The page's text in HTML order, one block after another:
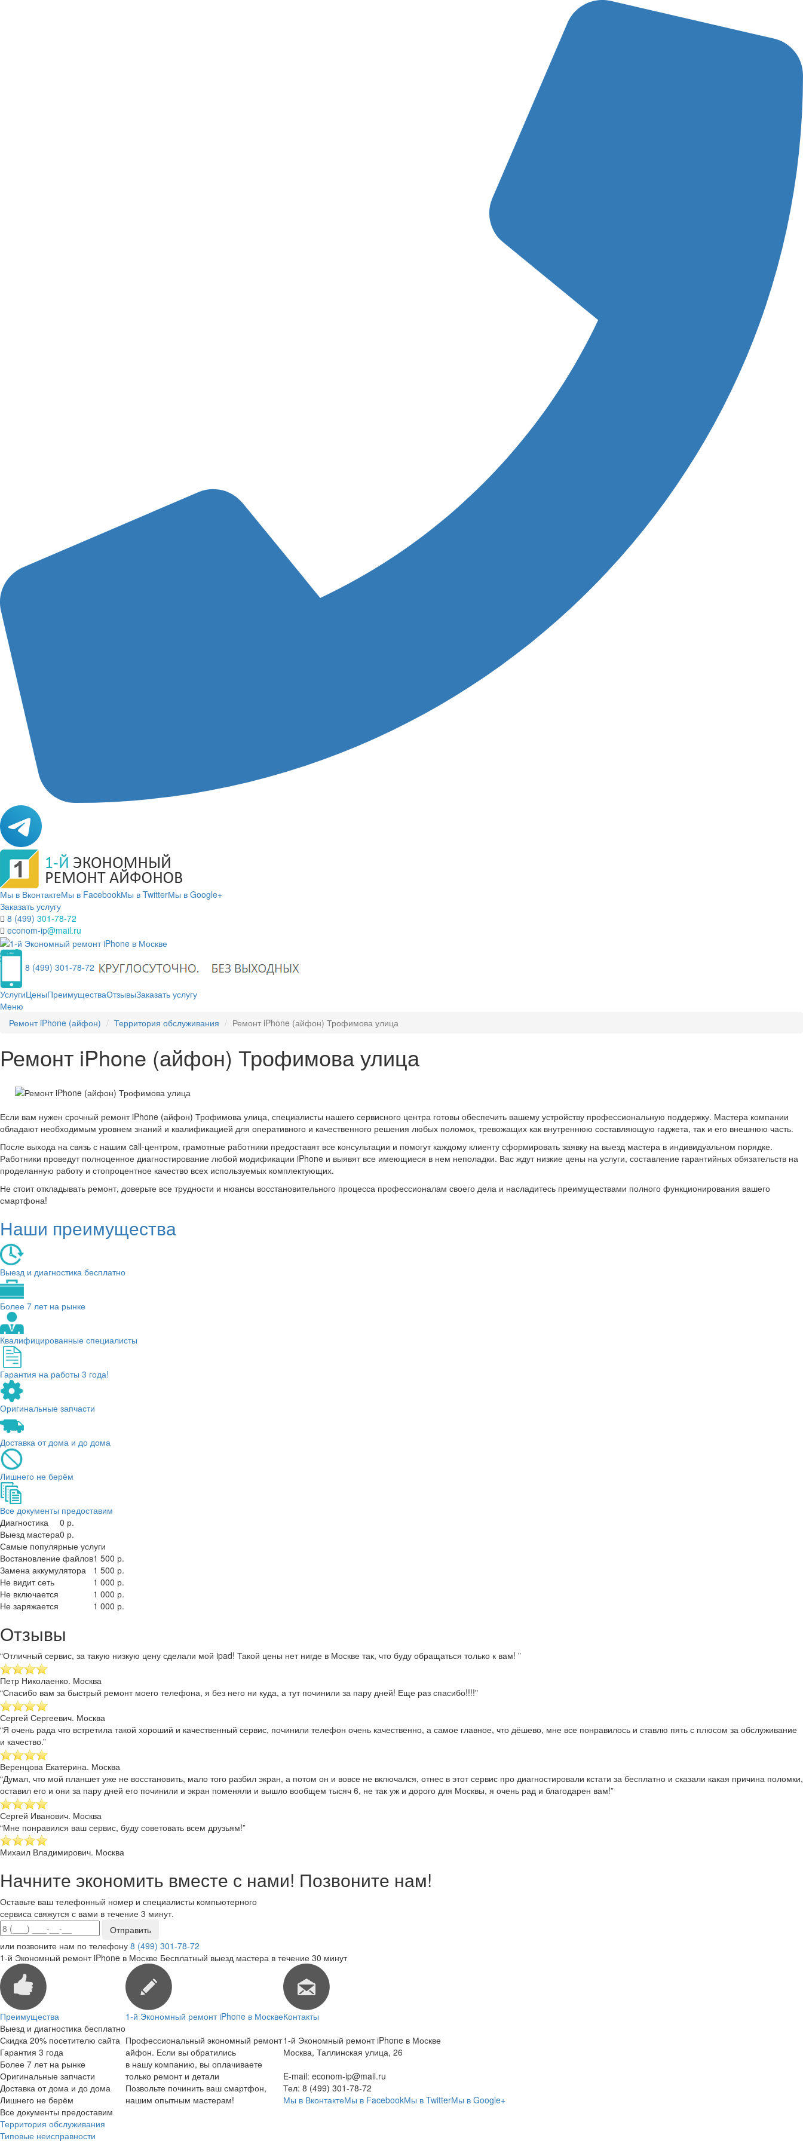
Мы в ВконтактеМы в FacebookМы в TwitterМы в Google+
Заказать услугу
8 (499) 301-78-72
econom-ip@mail.ru
8 (499) 301-78-72
УслугиЦеныПреимуществаОтзывыЗаказать услугу
Меню
Ремонт iPhone (айфон)
Территория обслуживания Ремонт iPhone (айфон) Трофимова улица
Ремонт iPhone (айфон) Трофимова улица
Если вам нужен срочный ремонт iPhone (айфон) Трофимова улица, специалисты нашего сервисного центра готовы обеспечить вашему устройству профессиональную поддержку. Мастера компании
обладают необходимым уровнем знаний и квалификацией для оперативного и качественного решения любых поломок, тревожащих как внутреннюю составляющую гаджета, так и его внешнюю часть.
После выхода на связь с нашим call-центром, грамотные работники предоставят все консультации и помогут каждому клиенту сформировать заявку на выезд мастера в индивидуальном порядке.
Работники проведут полноценное диагностирование любой модификации iPhone и выявят все имеющиеся в нем неполадки. Вас ждут низкие цены на услуги, составление гарантийных обязательств на
проделанную работу и стопроцентное качество всех используемых комплектующих.
Не стоит откладывать ремонт, доверьте все трудности и нюансы восстановительного процесса профессионалам своего дела и насладитесь преимуществами полного функционирования вашего
смартфона!
Наши преимущества
Выезд и диагностика бесплатно
Более 7 лет на рынке
Квалифицированные специалисты
Гарантия на работы 3 года!
Оригинальные запчасти
Доставка от дома и до дома
Лишнего не берём
Все документы предоставим
Диагностика
0 р.
Выезд мастера0 р.
Самые популярные услуги
Востановление файлов1 500 р.
Замена аккумулятора
1 500 р.
Не видит сеть
1 000 р.
Не включается
1 000 р.
Не заряжается
1 000 р.
Отзывы
“Отличный сервис, за такую низкую цену сделали мой ipad! Такой цены нет нигде в Москве так, что буду обращаться только к вам! ”
Петр Николаенко. Москва
“Спасибо вам за быстрый ремонт моего телефона, я без него ни куда, а тут починили за пару дней! Еще раз спасибо!!!!"
Сергей Сергеевич. Москва
“Я очень рада что встретила такой хороший и качественный сервис, починили телефон очень качественно, а самое главное, что дёшево, мне все понравилось и ставлю пять с плюсом за обслуживание
и качество.”
Веренцова Екатерина. Москва
“Думал, что мой планшет уже не восстановить, мало того разбил экран, а потом он и вовсе не включался, отнес в этот сервис про диагностировали кстати за бесплатно и сказали какая причина поломки,
оставил его и они за пару дней его починили и экран поменяли и вышло вообщем тысяч 6, не так уж и дорого для Москвы, я очень рад и благодарен вам!”
Сергей Иванович. Москва
“Мне понравился ваш сервис, буду советовать всем друзьям!”
Михаил Владимирович. Москва
Начните экономить вместе с нами! Позвоните нам!
Оставьте ваш телефонный номер и специалисты компьютерного
сервиса свяжутся с вами в течение 3 минут.
или позвоните нам по телефону 8 (499) 301-78-72
1-й Экономный ремонт iPhone в Москве Бесплатный выезд мастера в течение 30 минут
Преимущества 1-й Экономный ремонт iPhone в МосквеКонтакты
Выезд и диагностика бесплатно
Скидка 20% посетителю сайта
Гарантия 3 года
Более 7 лет на рынке
Оригинальные запчасти
Доставка от дома и до дома
Лишнего не берём
Все документы предоставим
Профессиональный экономный ремонт
айфон. Если вы обратились
в нашу компанию, вы оплачиваете
только ремонт и детали
Позвольте починить ваш смартфон,
нашим опытным мастерам!
1-й Экономный ремонт iPhone в Москве
Москва, Таллинская улица, 26
E-mail: econom-ip@mail.ru
Тел: 8 (499) 301-78-72
Мы в ВконтактеМы в FacebookМы в TwitterМы в Google+
Территория обслуживания
Типовые неисправности